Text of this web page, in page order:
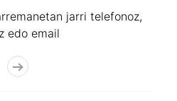
jarri telefonoz,
edo email